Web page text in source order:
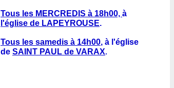
Tous les MERCREDIS à 18h00, à
l'église de LAPEYROUSE.
Tous les samedis à 14h00, à l'église
de SAINT PAUL de VARAX.